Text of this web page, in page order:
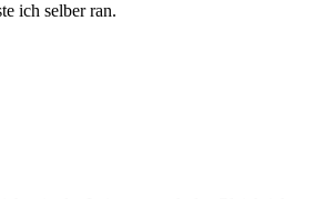
ich selber ran.